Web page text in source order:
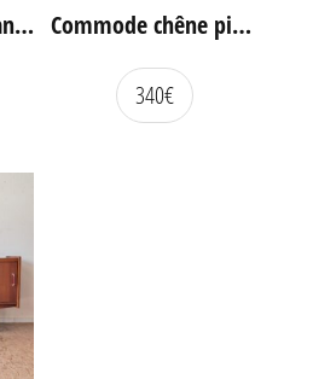
Bureau hêtre des années 60 Commode chêne pieds compas vintage
340€